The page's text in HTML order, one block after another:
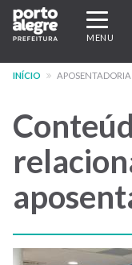
Pular
para
conteúdo
MENU
INÍCIO APOSENTADORIA